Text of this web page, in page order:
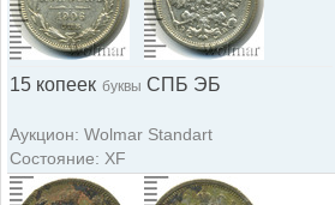
15 копеек буквы СПБ ЭБ
Аукцион: Wolmar Standart
Состояние: XF